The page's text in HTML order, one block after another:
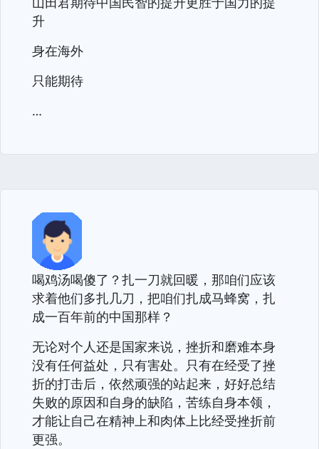
升
身在海外
只能期待
…
喝鸡汤喝傻了？扎一刀就回暖，那咱们应该
求着他们多扎几刀，把咱们扎成马蜂窝，扎
成一百年前的中国那样？
无论对个人还是国家来说，挫折和磨难本身
没有任何益处，只有害处。只有在经受了挫
折的打击后，依然顽强的站起来，好好总结
失败的原因和自身的缺陷，苦练自身本领，
才能让自己在精神上和肉体上比经受挫折前
更强。